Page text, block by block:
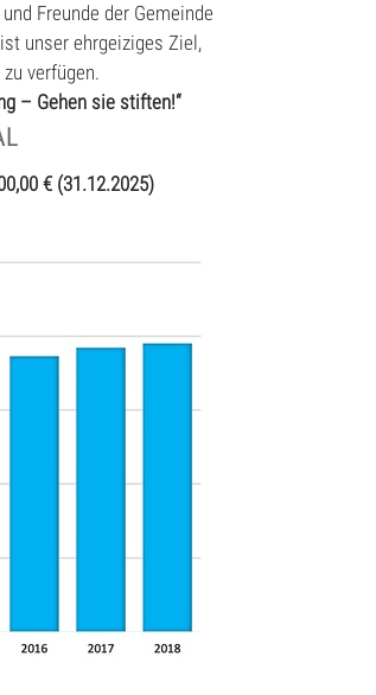
Freunde der Gemeinde
unser ehrgeiziges Ziel,
verfügen.
– Gehen sie stiften!“
€ (31.12.2025)